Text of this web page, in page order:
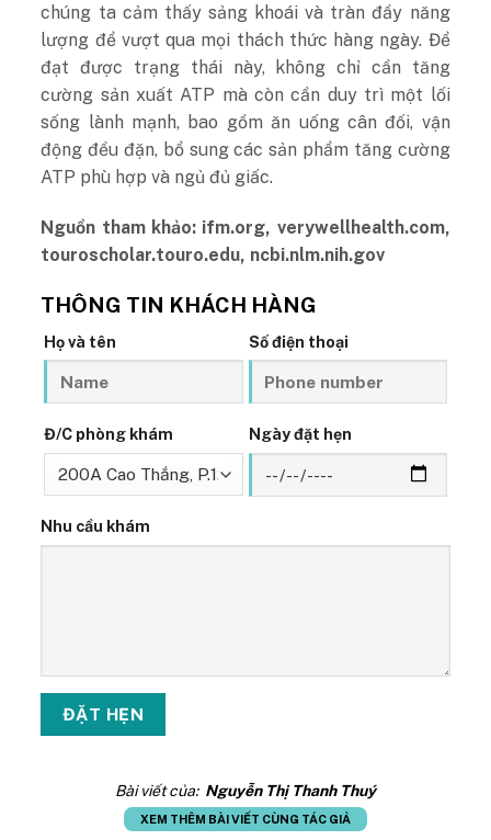
chúng ta cảm thấy sảng khoái và tràn đầy năng
lượng để vượt qua mọi thách thức hàng ngày. Để
đạt được trạng thái này, không chỉ cần tăng
cường sản xuất ATP mà còn cần duy trì một lối
sống lành mạnh, bao gồm ăn uống cân đối, vận
động đều đặn, bổ sung các sản phẩm tăng cường
ATP phù hợp và ngủ đủ giấc.
Nguồn tham khảo: ifm.org, verywellhealth.com,
touroscholar.touro.edu, ncbi.nlm.nih.gov
THÔNG TIN KHÁCH HÀNG
Họ và tên Số điện thoại
Đ/C phòng khám Ngày đặt hẹn
Nhu cầu khám
Bài viết của: Nguyễn Thị Thanh Thuý
XEM THÊM BÀI VIẾT CÙNG TÁC GIẢ